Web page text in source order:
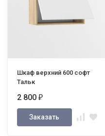
Шкаф верхний 600 софт
Тальк
2 800₽
Заказать